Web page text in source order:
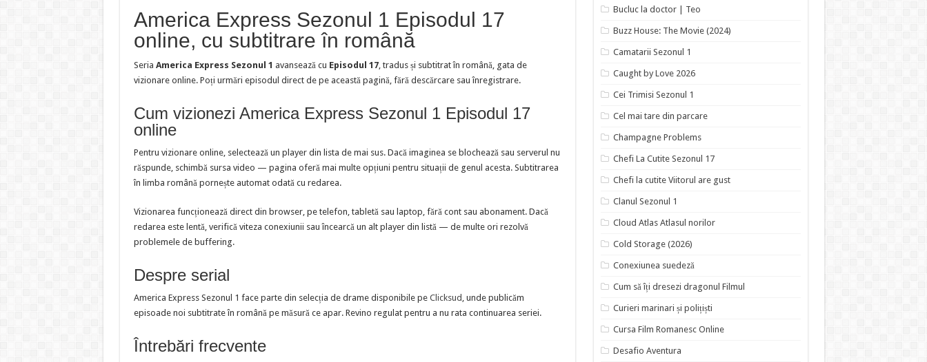
America Express Sezonul 1 Episodul 17
online, cu subtitrare în română
Seria America Express Sezonul 1 avansează cu Episodul 17, tradus și subtitrat în română, gata de
vizionare online. Poți urmări episodul direct de pe această pagină, fără descărcare sau înregistrare.
Cum vizionezi America Express Sezonul 1 Episodul 17
online
Pentru vizionare online, selectează un player din lista de mai sus. Dacă imaginea se blochează sau serverul nu
răspunde, schimbă sursa video — pagina oferă mai multe opțiuni pentru situații de genul acesta. Subtitrarea
în limba română pornește automat odată cu redarea.
Vizionarea funcționează direct din browser, pe telefon, tabletă sau laptop, fără cont sau abonament. Dacă
redarea este lentă, verifică viteza conexiunii sau încearcă un alt player din listă — de multe ori rezolvă
problemele de buffering.
Despre serial
America Express Sezonul 1 face parte din selecția de drame disponibile pe Clicksud , unde publicăm
episoade noi subtitrate în română pe măsură ce apar. Revino regulat pentru a nu rata continuarea seriei.
Întrebări frecvente
Bucluc la doctor | Teo
Buzz House: The Movie (2024)
Camatarii Sezonul 1
Caught by Love 2026
Cei Trimisi Sezonul 1
Cel mai tare din parcare
Champagne Problems
Chefi La Cutite Sezonul 17
Chefi la cutite Viitorul are gust
Clanul Sezonul 1
Cloud Atlas Atlasul norilor
Cold Storage (2026)
Conexiunea suedeză
Cum să îți dresezi dragonul Filmul
Curieri marinari și polițiști
Cursa Film Romanesc Online
Desafio Aventura